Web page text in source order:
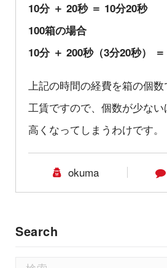
10分 ＋ 20秒 ＝ 10分20秒
100箱の場合
10分 ＋ 200秒（3分20秒）
上記の時間の経費を箱の個
工賃ですので、個数が少な
高くなってしまうわけです。
okuma
Search